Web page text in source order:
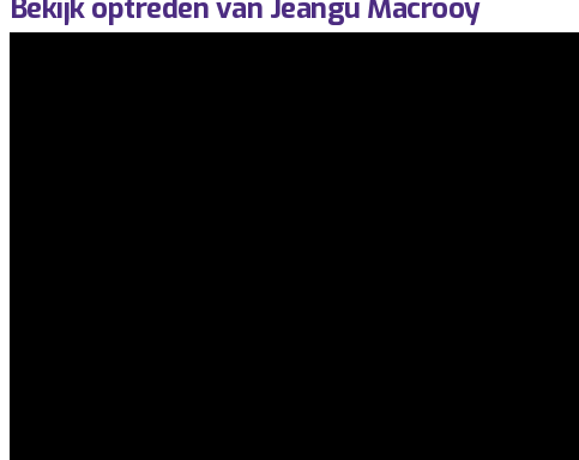
Bekijk optreden van Jeangu Macrooy